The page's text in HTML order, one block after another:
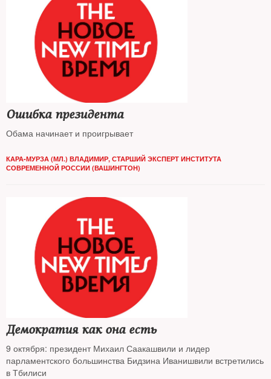
Ошибка президента
Обама начинает и проигрывает
КАРА-МУРЗА (МЛ.) ВЛАДИМИР, СТАРШИЙ ЭКСПЕРТ ИНСТИТУТА
СОВРЕМЕННОЙ РОССИИ (ВАШИНГТОН)
Демократия как она есть
9 октября: президент Михаил Саакашвили и лидер
парламентского большинства Бидзина Иванишвили встретились
в Тбилиси